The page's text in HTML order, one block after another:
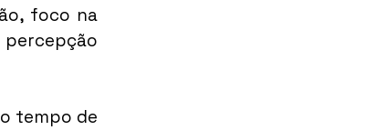
foco na
tempo de